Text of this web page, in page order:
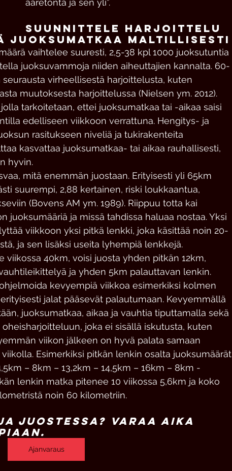
Suunnittele harjoittelu
juoksumatkaa maltillisesti
vaihtelee suuresti, 2,5-38 kpl 1000 juoksutuntia
juoksuvammoja niiden aiheuttajien kannalta. 60-
virheellisestä harjoittelusta, kuten
muutoksesta harjoittelussa (Nielsen ym. 2012).
tarkoitetaan, ettei juoksumatkaa tai -aikaa saisi
edelliseen viikkoon verrattuna. Hengitys- ja
rasitukseen niveliä ja tukirakenteita
kasvattaa juoksumatkaa- tai aikaa rauhallisesti,
hyvin.
mitä enemmän juostaan. Erityisesti yli 65km
suurempi, 2,88 kertainen, riski loukkaantua,
(Bovens AM ym. 1989). Riippuu totta kai
juoksumääriä ja missä tahdissa haluaa nostaa. Yksi
viikkoon yksi pitkä lenkki, joka käsittää noin 20-
ja sen lisäksi useita lyhempiä lenkkejä.
viikossa 40km, voisi juosta yhden pitkän 12km,
ja yhden 5km palauttavan lenkin.
kevyempiä viikkoa esimerkiksi kolmen
jalat pääsevät palautumaan. Kevyemmällä
juoksumatkaa, aikaa ja vauhtia tiputtamalla sekä
joka ei sisällä iskutusta, kuten
viikon jälkeen on hyvä palata samaan
Esimerkiksi pitkän lenkin osalta juoksumäärät
– 8km – 13,2km – 14,5km – 16km – 8km -
lenkin matka pitenee 10 viikossa 5,6km ja koko
noin 60 kilometriin.
juostessa? Varaa aika
Ajanvaraus